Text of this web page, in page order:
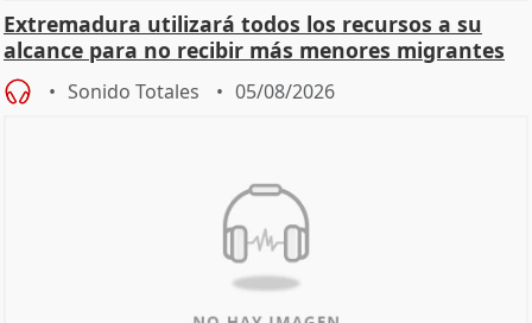
Extremadura utilizará todos los recursos a su
alcance para no recibir más menores migrantes
Sonido Totales 05/08/2026